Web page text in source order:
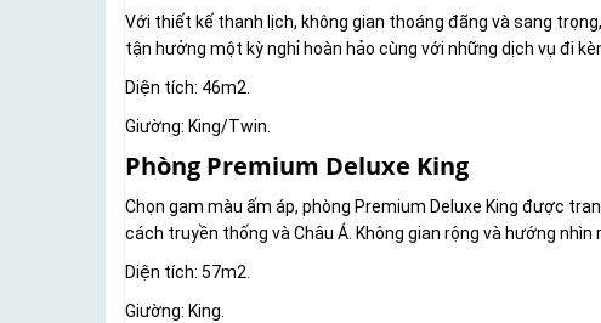
Với thiết kế thanh lịch, không gian thoáng đãng và sang
tận hưởng một kỳ nghỉ hoàn hảo cùng với những dịch vụ đi
Diện tích: 46m2.
Giường: King/Twin.
Phòng Premium Deluxe King
Chọn gam màu ấm áp, phòng Premium Deluxe King được
cách truyền thống và Châu Á. Không gian rộng và hướng
Diện tích: 57m2.
Giường: King.